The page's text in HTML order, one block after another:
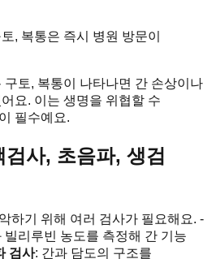
, 복통은 즉시 병원 방문이
구토, 복통이 나타나면 간 손상이나
요. 이는 생명을 위협할 수
필수예요.
사, 초음파, 생검
하기 위해 여러 검사가 필요해요. -
빌리루빈 농도를 측정해 간 기능
검사: 간과 담도의 구조를